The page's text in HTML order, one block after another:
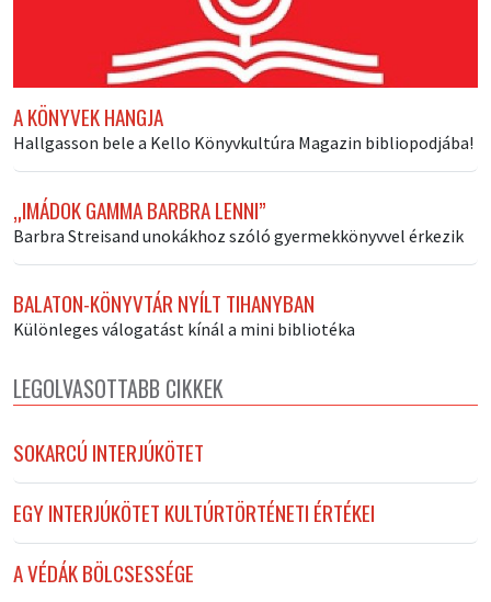
A KÖNYVEK HANGJA
Hallgasson bele a Kello Könyvkultúra Magazin bibliopodjába!
„IMÁDOK GAMMA BARBRA LENNI”
Barbra Streisand unokákhoz szóló gyermekkönyvvel érkezik
BALATON-KÖNYVTÁR NYÍLT TIHANYBAN
Különleges válogatást kínál a mini bibliotéka
LEGOLVASOTTABB CIKKEK
SOKARCÚ INTERJÚKÖTET
EGY INTERJÚKÖTET KULTÚRTÖRTÉNETI ÉRTÉKEI
A VÉDÁK BÖLCSESSÉGE